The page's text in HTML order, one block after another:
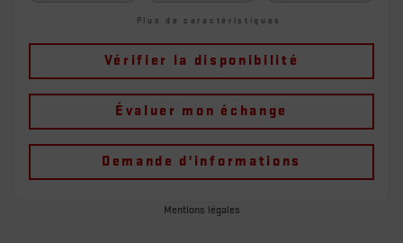
Plus de caractéristiques
Vérifier la disponibilité
Évaluer mon échange
Demande d'informations
Mentions légales